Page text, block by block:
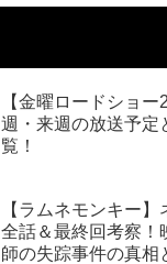
【金曜ロードショ
週・来週の放送予定
覧！
【ラムネモンキー
全話＆最終回考察！
師の失踪事件の真相